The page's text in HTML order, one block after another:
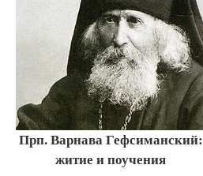
Прп. Варнава Гефсиманский:
житие и поучения